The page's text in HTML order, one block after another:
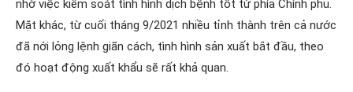
nhờ việc kiểm soát tình hình dịch bệnh tốt từ phía Chính phủ.
Mặt khác, từ cuối tháng 9/2021 nhiều tỉnh thành trên cả nước
đã nới lỏng lệnh giãn cách, tình hình sản xuất bắt đầu, theo
đó hoạt động xuất khẩu sẽ rất khả quan.